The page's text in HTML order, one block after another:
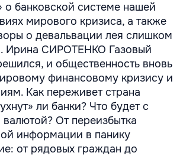
о банковской системе нашей
мирового кризиса, а также
о девальвации лея слишком
Ирина СИРОТЕНКО Газовый
и общественность вновь
финансовому кризису и
Как переживет страна
ли банки? Что будет с
От переизбытка
информации в панику
от рядовых граждан до